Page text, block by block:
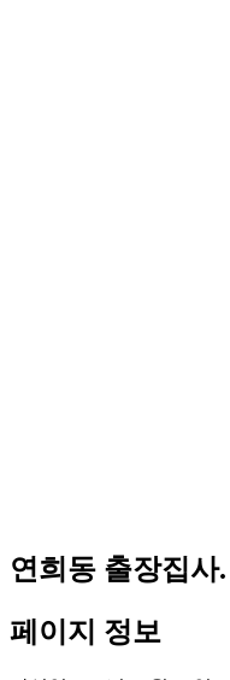
연희동 출장집사
페이지 정보